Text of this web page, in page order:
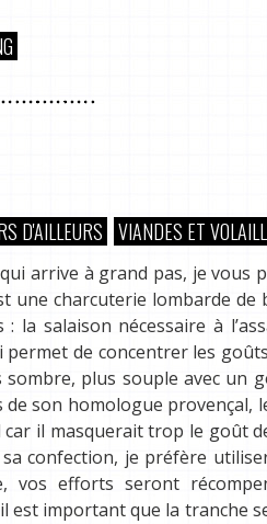
D'AILLEURS VIANDES ET
arrive à grand pas, je vous
une charcuterie lombarde
la salaison nécessaire à
de concentrer les
plus souple avec un
son homologue provençal,
car il masquerait trop le goût
confection, je préfère
vos efforts seront
est important que la tranche